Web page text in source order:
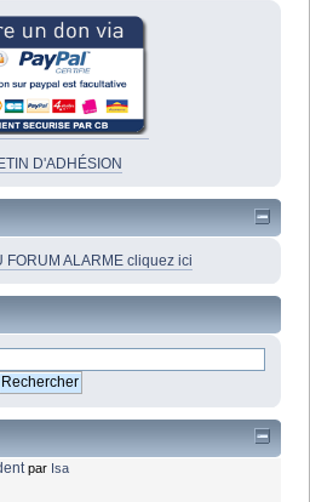
D'ADHÉSION
FORUM ALARME cliquez ici
par Isa